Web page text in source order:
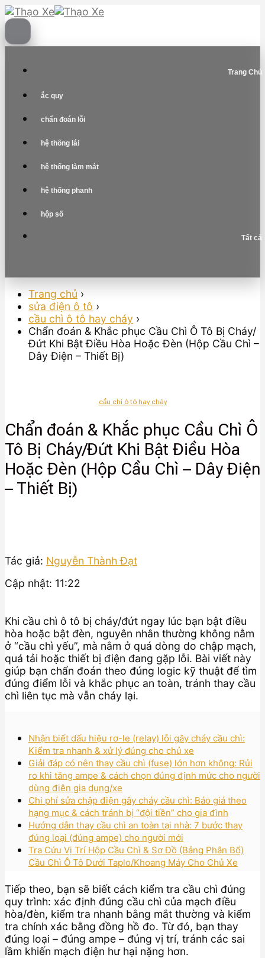
Skip
to
content
Trang Chủ
ắc quy
chẩn đoán lỗi
hệ thống lái
hệ thống làm mát
hệ thống phanh
hộp số
Tất cả
Trang chủ ›
sửa điện ô tô ›
cầu chì ô tô hay cháy ›
Chẩn đoán & Khắc phục Cầu Chì Ô Tô Bị Cháy/
Đứt Khi Bật Điều Hòa Hoặc Đèn (Hộp Cầu Chì –
Dây Điện – Thiết Bị)
cầu chì ô tô hay cháy
Chẩn đoán & Khắc phục Cầu Chì Ô
Tô Bị Cháy/Đứt Khi Bật Điều Hòa
Hoặc Đèn (Hộp Cầu Chì – Dây Điện
– Thiết Bị)
Tác giả: Nguyễn Thành Đạt
Cập nhật: 11:22
Khi cầu chì ô tô bị cháy/đứt ngay lúc bạn bật điều
hòa hoặc bật đèn, nguyên nhân thường không nằm
ở “cầu chì yếu”, mà nằm ở quá dòng do chập mạch,
quá tải hoặc thiết bị điện đang gặp lỗi. Bài viết này
giúp bạn chẩn đoán theo đúng logic kỹ thuật để tìm
đúng điểm lỗi và khắc phục an toàn, tránh thay cầu
chì liên tục mà vẫn cháy lại.
Nhận biết dấu hiệu rơ-le (relay) lỗi gây cháy cầu chì:
Kiểm tra nhanh & xử lý đúng cho chủ xe
Giải đáp có nên thay cầu chì (fuse) lớn hơn không: Rủi
ro khi tăng ampe & cách chọn đúng định mức cho người
dùng điện gia dụng/xe
Chi phí sửa chập điện gây cháy cầu chì: Báo giá theo
hạng mục & cách tránh bị “đội tiền” cho gia đình
Hướng dẫn thay cầu chì an toàn tại nhà: 7 bước thay
đúng loại (đúng ampe) cho người mới
Tra Cứu Vị Trí Hộp Cầu Chì & Sơ Đồ (Bảng Phân Bổ)
Cầu Chì Ô Tô Dưới Taplo/Khoang Máy Cho Chủ Xe
Tiếp theo, bạn sẽ biết cách kiểm tra cầu chì đúng
quy trình: xác định đúng cầu chì của mạch điều
hòa/đèn, kiểm tra nhanh bằng mắt thường và kiểm
tra chính xác bằng đồng hồ đo. Từ đó, bạn thay
đúng loại – đúng ampe – đúng vị trí, tránh các sai
lầm khiến mạch điện hư hại nặng hơn.